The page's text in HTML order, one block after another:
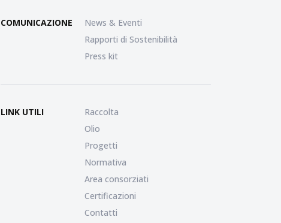
COMUNICAZIONE
News & Eventi
Rapporti di Sostenibilità
Press kit
LINK UTILI
Raccolta
Olio
Progetti
Normativa
Area consorziati
Certificazioni
Contatti